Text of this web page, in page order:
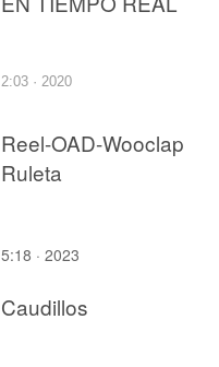
2:03 · 2020
Reel-OAD-Wooclap
Ruleta
5:18 · 2023
Caudillos